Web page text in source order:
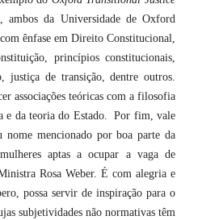
, ambos da Universidade de Oxford
ênfase em Direito Constitucional,
princípios constitucionais,
justiça de transição, dentre outros.
associações teóricas com a filosofia
e da teoria do Estado. Por fim, vale
nome mencionado por boa parte da
aptas a ocupar a vaga de
Rosa Weber. É com alegria e
possa servir de inspiração para o
subjetividades não normativas têm